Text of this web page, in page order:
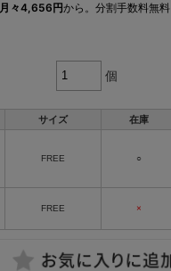
月々4,656円から。分割手数料無料
個
サイズ 在庫
FREE ○
FREE ×